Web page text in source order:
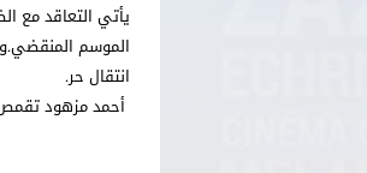
يأتي التعاقد مع
انتقال حر.
أحمد مزهود تقمص